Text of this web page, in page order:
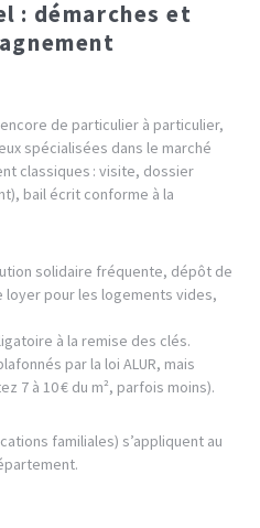
: démarches et
de particulier à particulier,
spécialisées dans le marché
classiques : visite, dossier
bail écrit conforme à la
solidaire fréquente, dépôt de
loyer pour les logements vides,
à la remise des clés.
par la loi ALUR, mais
7 à 10 € du m², parfois moins).
familiales) s’appliquent au